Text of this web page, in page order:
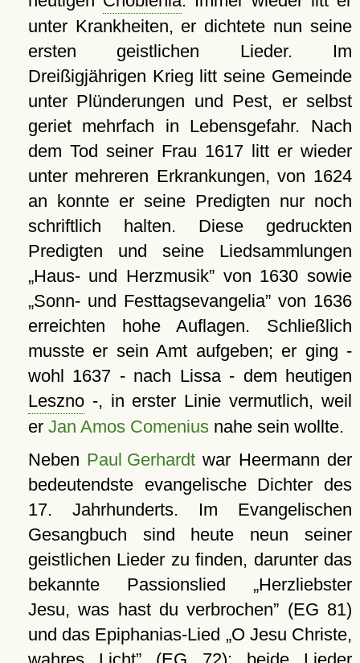
unter Krankheiten, er dichtete nun seine
ersten geistlichen Lieder. Im
Dreißigjährigen Krieg litt seine Gemeinde
unter Plünderungen und Pest, er selbst
geriet mehrfach in Lebensgefahr. Nach
dem Tod seiner Frau 1617 litt er wieder
unter mehreren Erkrankungen, von 1624
an konnte er seine Predigten nur noch
schriftlich halten. Diese gedruckten
Predigten und seine Liedsammlungen
Haus- und Herzmusik
von 1630 sowie
Sonn- und Festtagsevangelia von 1636
erreichten hohe Auflagen. Schließlich
musste er sein Amt aufgeben; er ging -
wohl 1637 - nach Lissa - dem heutigen
Leszno-, in erster Linie vermutlich, weil
er Jan Amos Comeniusnahe sein wollte.
Neben Paul Gerhardt war Heermann der
bedeutendste evangelische Dichter des
17. Jahrhunderts. Im Evangelischen
Gesangbuch sind heute neun seiner
geistlichen Lieder zu finden, darunter das
bekannte Passionslied
Herzliebster
Jesu, was hast du verbrochen
(EG 81)
und das Epiphanias-Lied O Jesu Christe,